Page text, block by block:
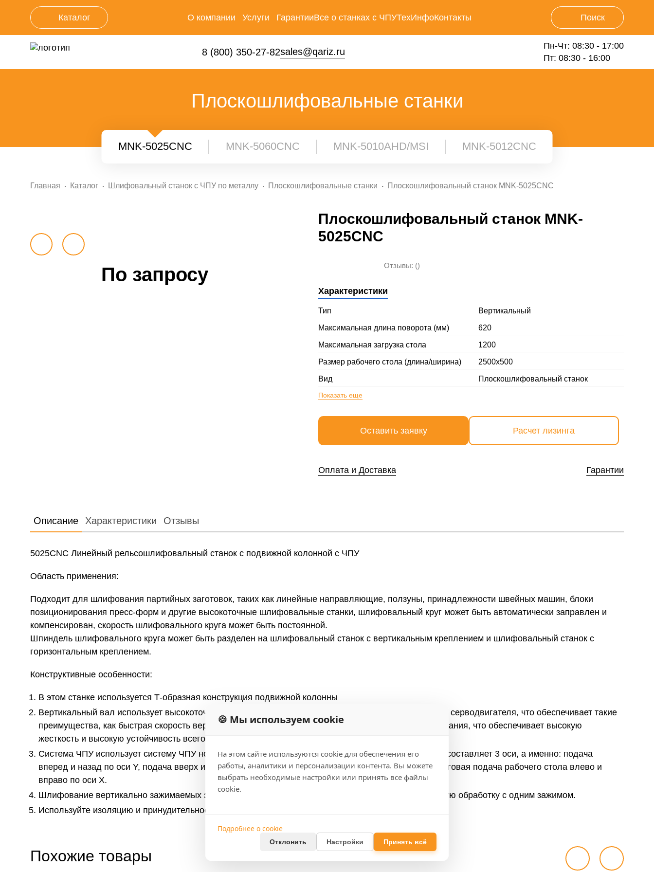
Каталог О компании
Новости
Услуги
Инжиниринг
Обучение
Сервисное
ГарантииВсе о станках с ЧПУТехИнфоКонтакты Поиск
8 (800) 350-27-82sales@qariz.ru
Пн-Чт: 08:30 - 17:00
Пт: 08:30 - 16:00
Плоскошлифовальные станки
MNK-5025CNC MNK-5060CNC MNK-5010AHD/MSI MNK-5012CNC
Главная Каталог Шлифовальный станок с ЧПУ по металлу Плоскошлифовальные станки Плоскошлифовальный станок MNK-5025CNC
По запросу
Плоскошлифовальный станок MNK-
5025CNC
Отзывы: ()
Характеристики
Тип Вертикальный
Максимальная длина поворота (мм) 620
Максимальная загрузка стола 1200
Размер рабочего стола (длина/ширина) 2500х500
Вид Плоскошлифовальный станок
Показать еще
Оставить заявку Расчет лизинга
Оплата и Доставка Гарантии
Описание Характеристики Отзывы
5025CNC Линейный рельсошлифовальный станок с подвижной колонной с ЧПУ
Область применения:
Подходит для шлифования партийных заготовок, таких как линейные направляющие, ползуны, принадлежности швейных машин, блоки
позиционирования пресс-форм и другие высокоточные шлифовальные станки, шлифовальный круг может быть автоматически заправлен и
компенсирован, скорость шлифовального круга может быть постоянной.
Шпиндель шлифовального круга может быть разделен на шлифовальный станок с вертикальным креплением и шлифовальный станок с
горизонтальным креплением.
Конструктивные особенности:
В этом станке используется Т-образная конструкция подвижной колонны
Вертикальный вал использует высокоточную конструкцию шарикового винта и прямого соединения серводвигателя, что обеспечивает такие
преимущества, как быстрая скорость верхнего и нижнего отклика и высокая точность позиционирования, что обеспечивает высокую
жесткость и высокую устойчивость всего станка.
Система ЧПУ использует систему ЧПУ нового поколения от Тайваня. Количество осей управления составляет 3 оси, а именно: подача
вперед и назад по оси Y, подача вверх и вниз по оси Z основного фрезера и гидравлическая аналоговая подача рабочего стола влево и
вправо по оси X.
Шлифование вертикально зажимаемых заготовок позволяет реализовать многопроцессную сложную обработку с одним зажимом.
Используйте изоляцию и принудительное охлаждение для устранения источников тепла.
Похожие товары
🍪 Мы используем cookie
На этом сайте используются cookie для обеспечения его
работы, аналитики и персонализации контента. Вы можете
выбрать необходимые настройки или принять все файлы
cookie.
Подробнее о cookie
Отклонить Настройки Принять всё